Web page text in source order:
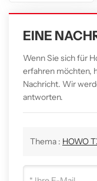
EINE
Wenn Sie sich für
erfahren möchten,
Nachricht. Wir
antworten.
Thema : HOWO